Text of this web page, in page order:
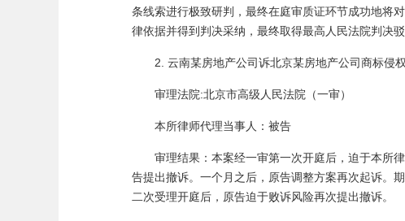
条线索进行极致研判，最终在庭审质证环节成功地将
律依据并得到判决采纳，最终取得最高人民法院判决
2. 云南某房地产公司诉北京某房地产公司商标侵
审理法院:北京市高级人民法院（一审）
本所律师代理当事人：被告
审理结果：本案经一审第一次开庭后，迫于本所
告提出撤诉。一个月之后，原告调整方案再次起诉。
二次受理开庭后，原告迫于败诉风险再次提出撤诉。